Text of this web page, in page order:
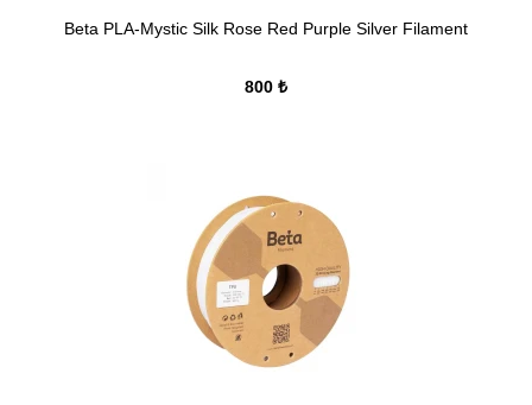
Beta PLA-Mystic Silk Rose Red Purple Silver Filament
800 ₺